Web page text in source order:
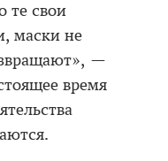
те свои
маски не
—
время